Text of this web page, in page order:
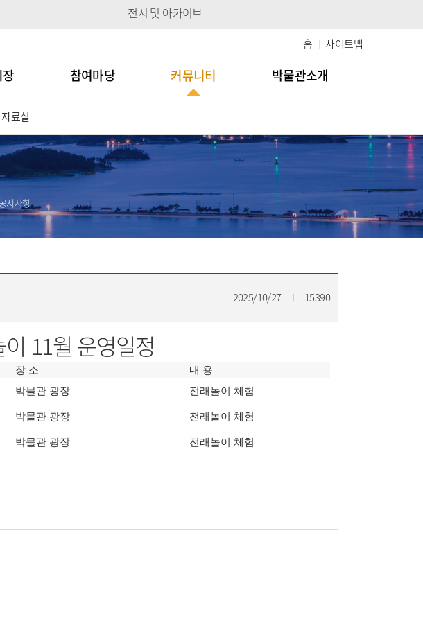
전시 및 아카이브
홈 사이트맵
참여마당 커뮤니티 박물관소개
자료실
지사항
2025/10/27 15390
11월 운영일정
장 소
내 용
박물관 광장 전래놀이 체험
박물관 광장 전래놀이 체험
박물관 광장 전래놀이 체험